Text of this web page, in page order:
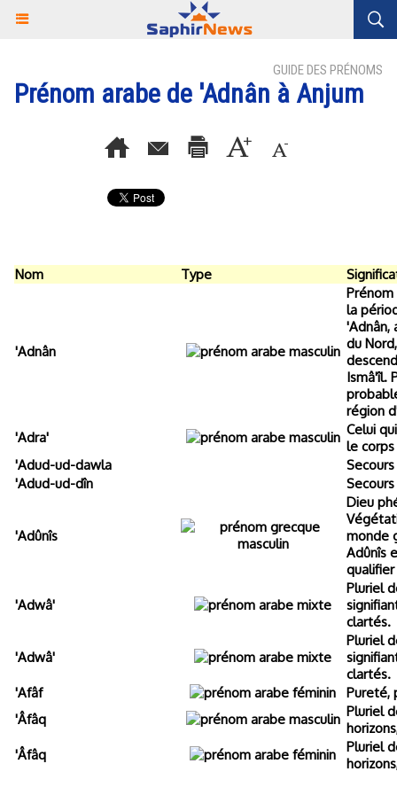
GUIDE DES PRÉNOMS
Prénom arabe de 'Adnân à Anjum
Nom Type
'Adnân
Prénom
la
'Adnân,
du
Ismâ'îl.
région
'Adra'
Celui
le
'Adud-ud-dawla
'Adud-ud-dîn
'Adûnîs
Dieu
monde
Adûnîs
'Adwâ'
Pluriel
clartés.
'Adwâ'
Pluriel
clartés.
'Afâf
Pureté,
'Âfâq
Pluriel
'Âfâq
Pluriel